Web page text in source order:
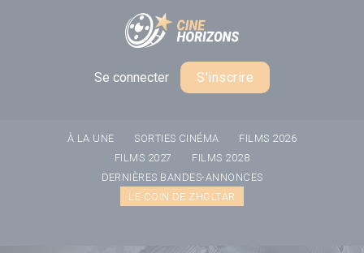
Se connecter S'inscrire
À LA UNE SORTIES CINÉMA
FILMS 2026
FILMS 2027
FILMS 2028
DERNIÈRES BANDES-ANNONCES
LE COIN DE ZHOLTAR
Panneau de gestion des cookies